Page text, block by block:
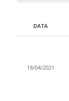
DATA
18/04/2021